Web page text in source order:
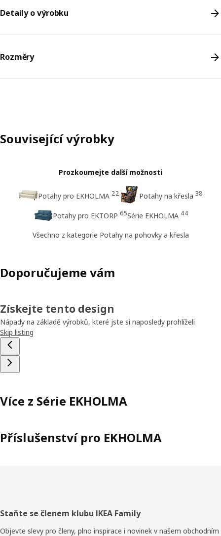
Detaily o výrobku
Rozměry
Související výrobky
Prozkoumejte další možnosti
Potahy pro EKHOLMA 22 Potahy na křesla 38
Potahy pro EKTORP 65Série EKHOLMA 44
Všechno z kategorie Potahy na pohovky a křesla
Doporučujeme vám
Získejte tento design
Nápady na základě výrobků, které jste si naposledy prohlíželi
Skip listing
Více z Série EKHOLMA
Příslušenství pro EKHOLMA
Zápatí
Staňte se členem klubu IKEA Family
Objevte slevy pro členy, plno inspirace i novinek v našem obchodním